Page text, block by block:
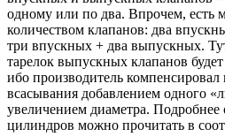
одному или по два. Впрочем, есть
количеством клапанов: два
три впускных + два выпускных.
тарелок выпускных клапанов
ибо производитель компенсировал
всасывания добавлением одного
увеличением диаметра.
цилиндров можно прочитать в